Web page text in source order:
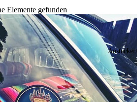
Elemente gefunden